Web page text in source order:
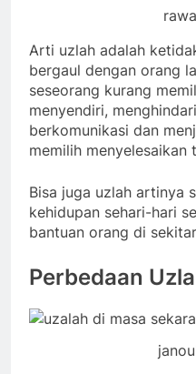
Arti uzlah adalah
bergaul dengan orang
seseorang kurang
menyendiri,
berkomunikasi dan
memilih menyelesaikan
Bisa juga uzlah artinya
kehidupan sehari-hari
bantuan orang di
Perbedaan